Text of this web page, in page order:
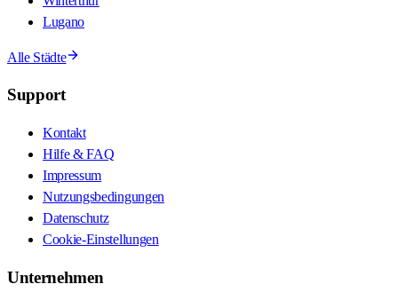
Lugano
Alle Städte
Support
Kontakt
Hilfe & FAQ
Impressum
Nutzungsbedingungen
Datenschutz
Cookie-Einstellungen
Unternehmen